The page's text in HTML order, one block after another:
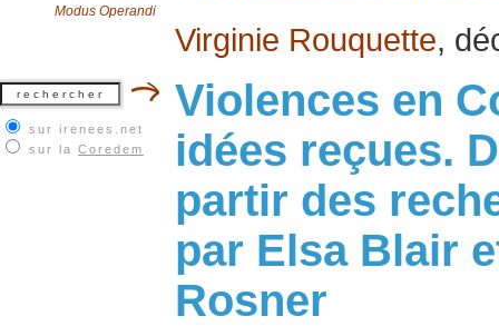
Modus Operandi
sur irenees.net
sur la Coredem
Virginie Rouquette,
Violences en
idées reçues.
partir des
par Elsa Blair
Rosner